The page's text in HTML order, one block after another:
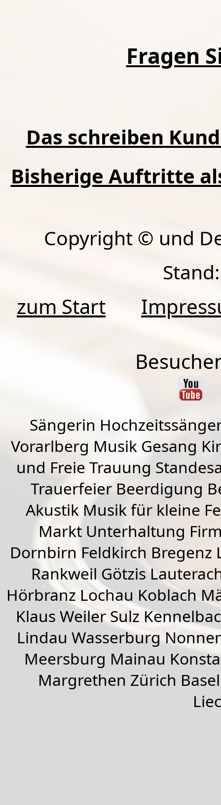
Fragen
Das schreiben
Bisherige Auftritte
Copyright © und
zum Start
Sängerin
Vorarlberg Musik Gesang
und Freie Trauung
Trauerfeier Beerdigung
Akustik Musik für kleine
Markt Unterhaltung
Dornbirn Feldkirch Bregenz
Rankweil Götzis
Hörbranz Lochau Koblach
Klaus Weiler Sulz
Lindau Wasserburg
Meersburg Mainau
Margrethen Zürich